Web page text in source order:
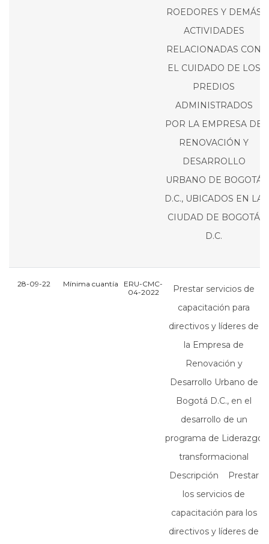
ROEDORES Y DEMÁS
ACTIVIDADES
RELACIONADAS CON
EL CUIDADO DE LOS
PREDIOS
ADMINISTRADOS
POR LA EMPRESA DE
RENOVACIÓN Y
DESARROLLO
URBANO DE BOGOTÁ
D.C., UBICADOS EN LA
CIUDAD DE BOGOTÁ
D.C.
28-09-22 Mínima cuantía
ERU-CMC-
04-2022
Prestar servicios de
capacitación para
directivos y líderes de
la Empresa de
Renovación y
Desarrollo Urbano de
Bogotá D.C., en el
desarrollo de un
programa de Liderazgo
transformacional
Descripción Prestar
los servicios de
capacitación para los
directivos y líderes de